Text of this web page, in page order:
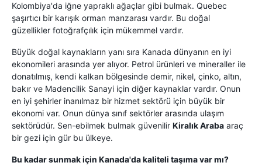
Kolombiya'da iğne yapraklı ağaçlar gibi bulmak. Quebec
şaşırtıcı bir karışık orman manzarası vardır. Bu doğal
güzellikler fotoğrafçılık için mükemmel vardır.
Büyük doğal kaynakların yanı sıra Kanada dünyanın en iyi
ekonomileri arasında yer alıyor. Petrol ürünleri ve mineraller ile
donatılmış, kendi kalkan bölgesinde demir, nikel, çinko, altın,
bakır ve Madencilik Sanayi için diğer kaynaklar vardır. Onun
en iyi şehirler inanılmaz bir hizmet sektörü için büyük bir
ekonomi var. Onun dünya sınıf sektörler arasında ulaşım
sektörüdür. Sen-ebilmek bulmak güvenilir Kiralık Araba araç
bir gezi için gür bu ülkeye.
Bu kadar sunmak için Kanada'da kaliteli taşıma var mı?